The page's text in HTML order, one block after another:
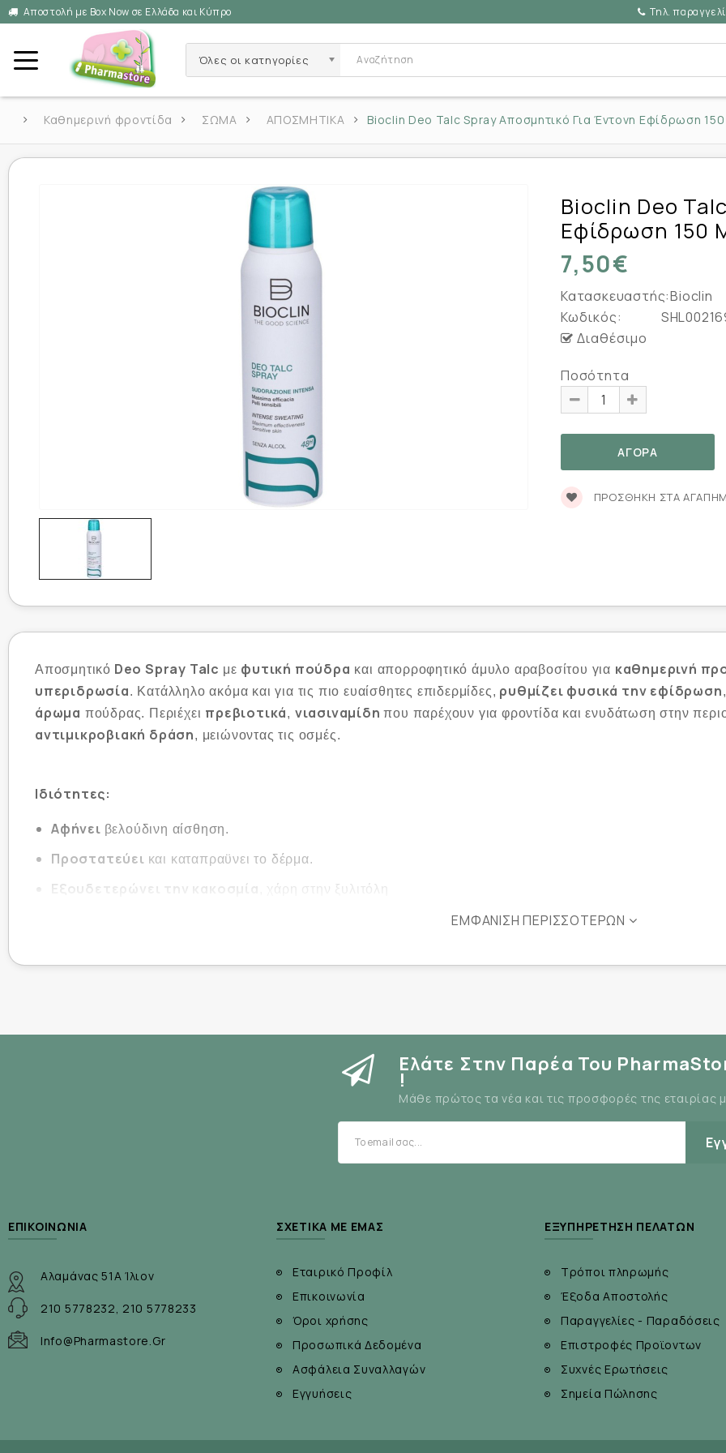
Αποστολή με Box Now σε Ελλάδα και Κύπρο Τηλ.
Όλες οι κατηγορίες
Καθημερινή φροντίδα ΣΩΜΑ ΑΠΟΣΜΗΤΙΚΑ Bioclin Deo Talc Spray Αποσμητικό Για Έντονη Εφίδρωση
Bioclin Deo
Εφίδρωση 150
7,50€
Κατασκευαστής:Bioclin
Κωδικός:
Διαθέσιμο
Ποσότητα
ΠΡΟΣΘΉΚΗ ΣΤΑ
Αποσμητικό Deo Spray Talc με φυτική πούδρα και απορροφητικό άμυλο αραβοσίτου για καθημερινή
υπεριδρωσία. Κατάλληλο ακόμα και για τις πιο ευαίσθητες επιδερμίδες, ρυθμίζει φυσικά την εφίδρωση
άρωμα πούδρας. Περιέχει πρεβιοτικά, νιασιναμίδηπου παρέχουν για φροντίδα και ενυδάτωση στην
αντιμικροβιακή δράση, μειώνοντας τις οσμές.
Ιδιότητες:
Αφήνει βελούδινη αίσθηση.
Προστατεύει και καταπραϋνει το δέρμα.
Εξουδετερώνει την κακοσμία , χάρη στην ξυλιτόλη
ΕΜΦΆΝΙΣΗ ΠΕΡΙΣΣΌΤΕΡΩΝ
Ελάτε Στην Παρέα Του
!
Μάθε πρώτος τα νέα και τις προσφορές της εταιρίας
ΕΠΙΚΟΙΝΩΝΊΑ
Αλαμάνας 51Α Ίλιον
210 5778232, 210 5778233
Info@pharmastore.gr
ΣΧΕΤΙΚΆ ΜΕ ΕΜΆΣ
Εταιρικό Προφίλ
Επικοινωνία
Όροι χρήσης
Προσωπικά Δεδομένα
Ασφάλεια Συναλλαγών
Εγγυήσεις
ΕΞΥΠΗΡΈΤΗΣΗ ΠΕΛΑΤΏΝ
Τρόποι πληρωμής
Έξοδα Αποστολής
Παραγγελίες - Παραδόσεις
Επιστροφές Προϊοντων
Συχνές Ερωτήσεις
Σημεία Πώλησης